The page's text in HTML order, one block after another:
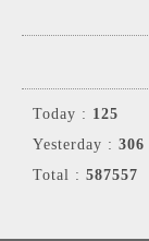
Today : 125
Yesterday : 306
Total : 587557